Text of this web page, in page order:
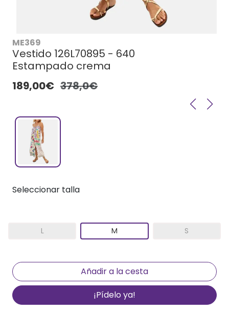
ME369
Vestido 126L70895 - 640
Estampado crema
189,00€ 378,0€
Seleccionar talla
L M S
¡Pídelo ya!